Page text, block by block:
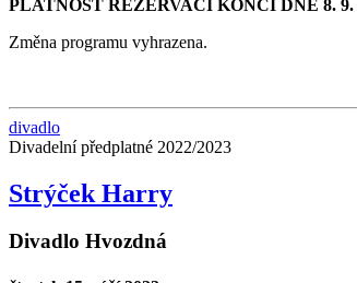
PLATNOST REZERVACÍ KONČÍ DNE 8. 9.
Změna programu vyhrazena.
divadlo
Divadelní předplatné 2022/2023
Strýček Harry
Divadlo Hvozdná